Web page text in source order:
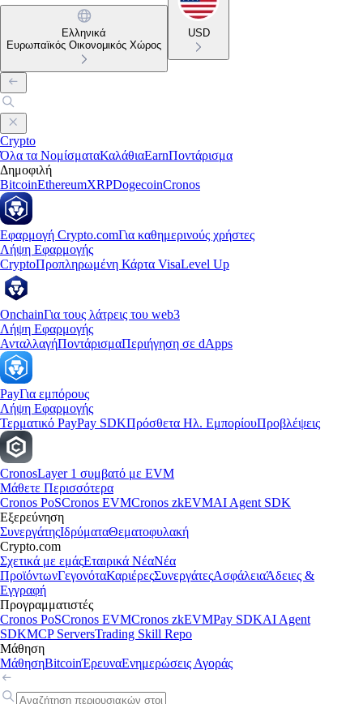
Ελληνικά
Ευρωπαϊκός Οικονομικός Χώρος
USD
Crypto
Όλα τα ΝομίσματαΚαλάθιαEarnΠοντάρισμα
Δημοφιλή
BitcoinEthereumXRPDogecoinCronos
Εφαρμογή Crypto.comΓια καθημερινούς χρήστες
Λήψη Εφαρμογής
CryptoΠροπληρωμένη Κάρτα VisaLevel Up
OnchainΓια τους λάτρεις του web3
Λήψη Εφαρμογής
ΑνταλλαγήΠοντάρισμαΠεριήγηση σε dApps
PayΓια εμπόρους
Λήψη Εφαρμογής
Τερματικό PayPay SDKΠρόσθετα Ηλ. ΕμπορίουΠροβλέψεις
CronosLayer 1 συμβατό με EVM
Μάθετε Περισσότερα
Cronos PoSCronos EVMCronos zkEVMAI Agent SDK
Εξερεύνηση
ΣυνεργάτηςΙδρύματαΘεματοφυλακή
Crypto.com
Σχετικά με εμάςΕταιρικά ΝέαΝέα
ΠροϊόντωνΓεγονόταΚαριέρεςΣυνεργάτεςΑσφάλειαΆδειες &
Εγγραφή
Προγραμματιστές
Cronos PoSCronos EVMCronos zkEVMPay SDKAI Agent
SDKMCP ServersTrading Skill Repo
Μάθηση
ΜάθησηBitcoinΈρευναΕνημερώσεις Αγοράς